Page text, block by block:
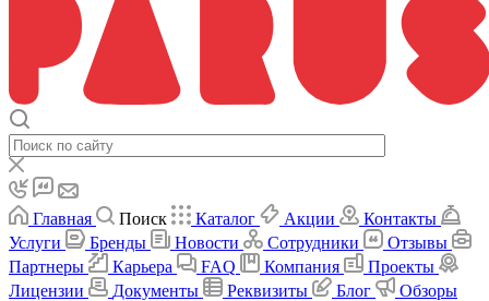
Главная Поиск Каталог Акции
Контакты
Услуги
Бренды Новости Сотрудники
Отзывы
Партнеры
Карьера FAQ Компания
Проекты
Лицензии
Документы Реквизиты Блог
Обзоры